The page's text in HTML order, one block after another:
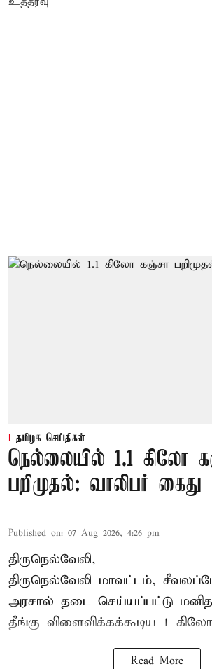
தமிழக செய்திகள்
நெல்லையில் 1.1 கிலோ
பறிமுதல்: வாலிபர் கைது
Published on: 07 Aug 2026, 4:26 pm
திருநெல்வேலி,
திருநெல்வேலி மாவட்டம்,
அரசால் தடை செய்யப்பட்டு மனித
தீங்கு விளைவிக்கக்கூடிய 1 கிலோ
Read More